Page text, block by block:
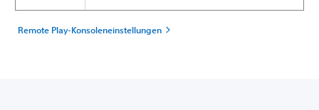
Remote Play-Konsoleneinstellungen